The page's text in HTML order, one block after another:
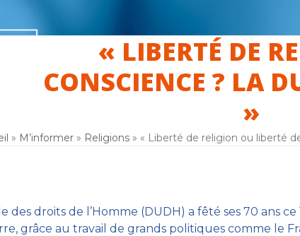
M’outiller La laïcité F.A.Q
« LIBERTÉ DE
CONSCIENCE ? LA
»
» M’informer» Religions» « Liberté de religion ou liberté
des droits de l’Homme (DUDH) a fêté ses 70 ans
grâce au travail de grands politiques comme le